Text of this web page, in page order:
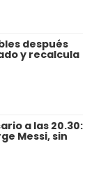
después
y recalcula
a las 20.30:
Messi, sin